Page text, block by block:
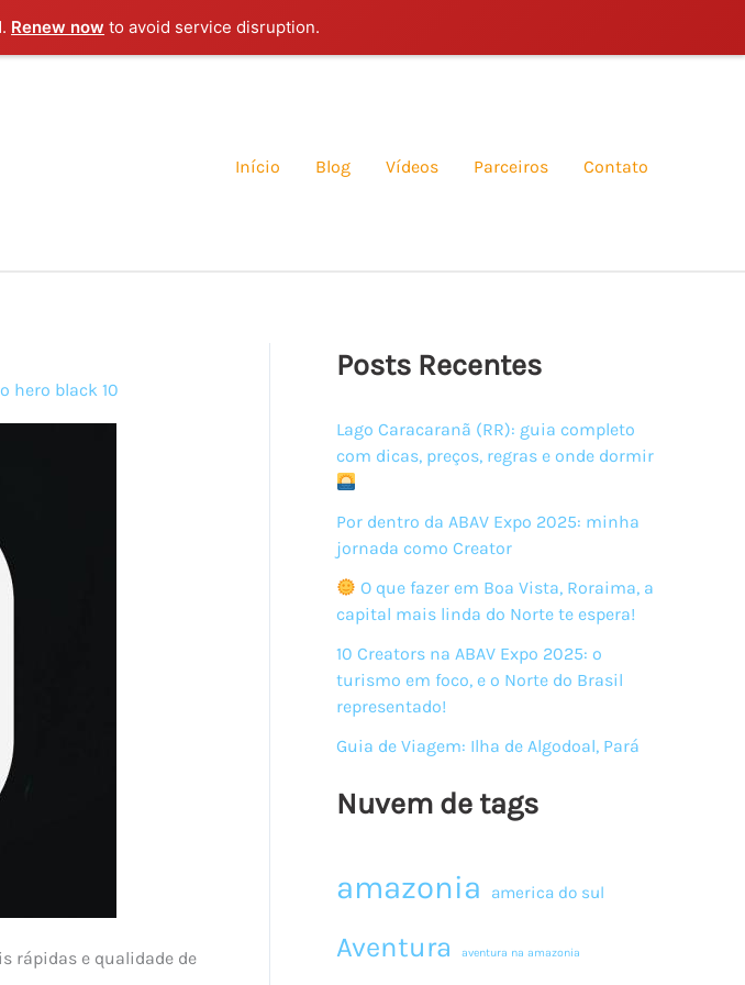
Renew now to avoid service disruption.
Início Blog Vídeos Parceiros Contato
hero black 10
rápidas e qualidade de
Posts Recentes
Lago Caracaranã (RR): guia completo
com dicas, preços, regras e onde dormir
Por dentro da ABAV Expo 2025: minha
jornada como Creator
O que fazer em Boa Vista, Roraima, a
capital mais linda do Norte te espera!
10 Creators na ABAV Expo 2025: o
turismo em foco, e o Norte do Brasil
representado!
Guia de Viagem: Ilha de Algodoal, Pará
Nuvem de tags
amazonia america do sul
Aventura aventura na amazonia